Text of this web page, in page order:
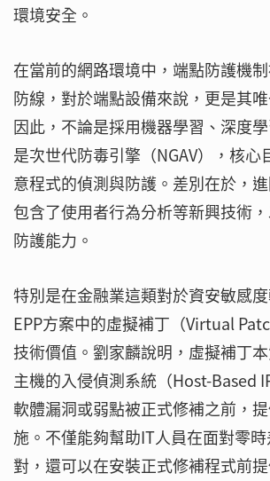
環境安全。
在當前的網路環境中，端點防護機
防線，對於端點設備來說，更是其
因此，不論是採用機器學習、深度
是次世代防毒引擎（NGAV），核心
意程式的偵測與防護。差別在於，
包含了使用者行為分析等新興技術
防護能力。
特別是在金融業這類對於資安敏感度
EPP方案中的虛擬補丁（Virtual
技術價值。劉家麟說明，虛擬補丁
主機的入侵偵測系統（Host-Based
軟體漏洞或弱點被正式修補之前，
施。不僅能夠幫助IT人員在面對零
對，還可以在安裝正式修補程式前